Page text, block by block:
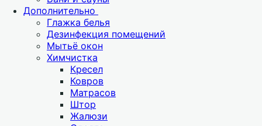
Дополнительно
Глажка белья
Дезинфекция помещений
Мытьё окон
Химчистка
Кресел
Ковров
Матрасов
Штор
Жалюзи